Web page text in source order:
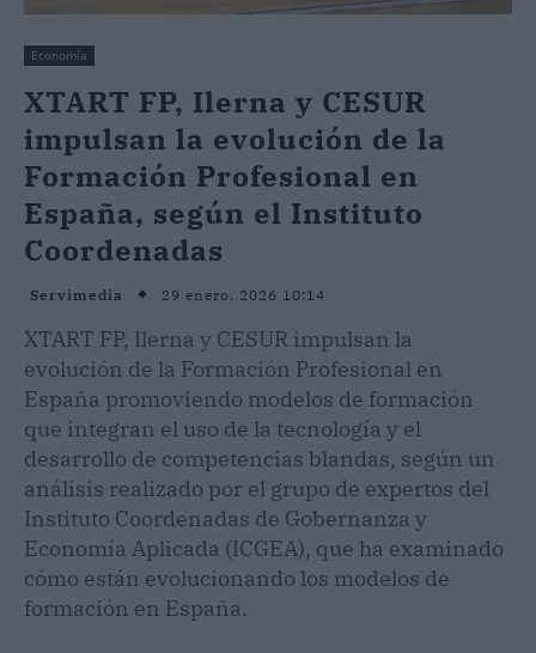
Economía
XTART FP, Ilerna y CESUR
impulsan la evolución de la
Formación Profesional en
España, según el Instituto
Coordenadas
Servimedia 29 enero, 2026 10:14
XTART FP, Ilerna y CESUR impulsan la
evolución de la Formación Profesional en
España promoviendo modelos de formación
que integran el uso de la tecnología y el
desarrollo de competencias blandas, según un
análisis realizado por el grupo de expertos del
Instituto Coordenadas de Gobernanza y
Economía Aplicada (ICGEA), que ha examinado
cómo están evolucionando los modelos de
formación en España.